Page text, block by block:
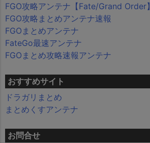
FGO攻略アンテナ【Fate/Grand Order】
FGO攻略まとめアンテナ速報
FGOまとめアンテナ
FateGo最速アンテナ
FGOまとめ攻略速報アンテナ
おすすめサイト
ドラガリまとめ
まとめくすアンテナ
お問合せ